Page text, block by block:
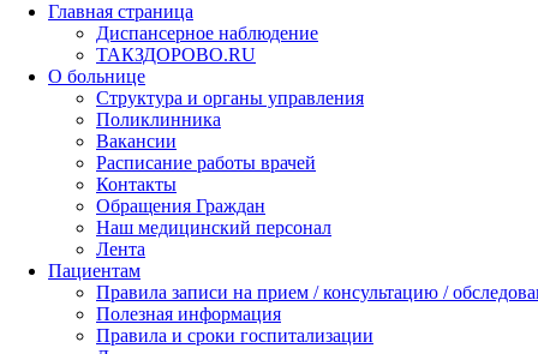
Главная страница
Диспансерное наблюдение
ТАКЗДОРОВО.RU
О больнице
Структура и органы управления
Поликлинника
Вакансии
Расписание работы врачей
Контакты
Обращения Граждан
Наш медицинский персонал
Лента
Пациентам
Правила записи на прием / консультацию /
Полезная информация
Правила и сроки госпитализации